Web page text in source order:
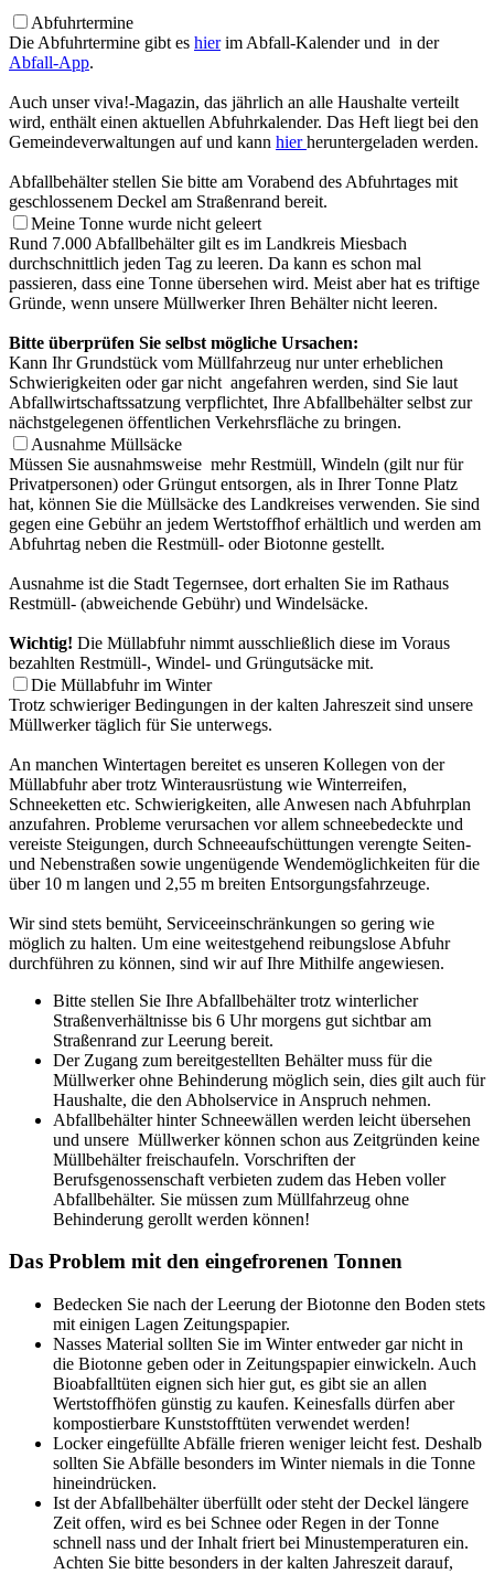
Abfuhrtermine
Die Abfuhrtermine gibt es hierim Abfall-Kalender und in der
Abfall-App.
Auch unser viva!-Magazin, das jährlich an alle Haushalte verteilt
wird, enthält einen aktuellen Abfuhrkalender. Das Heft liegt bei den
Gemeindeverwaltungen auf und kann hierheruntergeladen werden.
Abfallbehälter stellen Sie bitte am Vorabend des Abfuhrtages mit
geschlossenem Deckel am Straßenrand bereit.
Meine Tonne wurde nicht geleert
Rund 7.000 Abfallbehälter gilt es im Landkreis Miesbach
durchschnittlich jeden Tag zu leeren. Da kann es schon mal
passieren, dass eine Tonne übersehen wird. Meist aber hat es triftige
Gründe, wenn unsere Müllwerker Ihren Behälter nicht leeren.
Bitte überprüfen Sie selbst mögliche Ursachen:
Kann Ihr Grundstück vom Müllfahrzeug nur unter erheblichen
Schwierigkeiten oder gar nicht angefahren werden, sind Sie laut
Abfallwirtschaftssatzung verpflichtet, Ihre Abfallbehälter selbst zur
nächstgelegenen öffentlichen Verkehrsfläche zu bringen.
Ausnahme Müllsäcke
Müssen Sie ausnahmsweise mehr Restmüll, Windeln (gilt nur für
Privatpersonen) oder Grüngut entsorgen, als in Ihrer Tonne Platz
hat, können Sie die Müllsäcke des Landkreises verwenden. Sie sind
gegen eine Gebühr an jedem Wertstoffhof erhältlich und werden am
Abfuhrtag neben die Restmüll- oder Biotonne gestellt.
Ausnahme ist die Stadt Tegernsee, dort erhalten Sie im Rathaus
Restmüll- (abweichende Gebühr) und Windelsäcke.
Wichtig! Die Müllabfuhr nimmt ausschließlich diese im Voraus
bezahlten Restmüll-, Windel- und Grüngutsäcke mit.
Die Müllabfuhr im Winter
Trotz schwieriger Bedingungen in der kalten Jahreszeit sind unsere
Müllwerker täglich für Sie unterwegs.
An manchen Wintertagen bereitet es unseren Kollegen von der
Müllabfuhr aber trotz Winterausrüstung wie Winterreifen,
Schneeketten etc. Schwierigkeiten, alle Anwesen nach Abfuhrplan
anzufahren. Probleme verursachen vor allem schneebedeckte und
vereiste Steigungen, durch Schneeaufschüttungen verengte Seiten-
und Nebenstraßen sowie ungenügende Wendemöglichkeiten für die
über 10 m langen und 2,55 m breiten Entsorgungsfahrzeuge.
Wir sind stets bemüht, Serviceeinschränkungen so gering wie
möglich zu halten. Um eine weitestgehend reibungslose Abfuhr
durchführen zu können, sind wir auf Ihre Mithilfe angewiesen.
Bitte stellen Sie Ihre Abfallbehälter trotz winterlicher
Straßenverhältnisse bis 6 Uhr morgens gut sichtbar am
Straßenrand zur Leerung bereit.
Der Zugang zum bereitgestellten Behälter muss für die
Müllwerker ohne Behinderung möglich sein, dies gilt auch für
Haushalte, die den Abholservice in Anspruch nehmen.
Abfallbehälter hinter Schneewällen werden leicht übersehen
und unsere Müllwerker können schon aus Zeitgründen keine
Müllbehälter freischaufeln. Vorschriften der
Berufsgenossenschaft verbieten zudem das Heben voller
Abfallbehälter. Sie müssen zum Müllfahrzeug ohne
Behinderung gerollt werden können!
Das Problem mit den eingefrorenen Tonnen
Bedecken Sie nach der Leerung der Biotonne den Boden stets
mit einigen Lagen Zeitungspapier.
Nasses Material sollten Sie im Winter entweder gar nicht in
die Biotonne geben oder in Zeitungspapier einwickeln. Auch
Bioabfalltüten eignen sich hier gut, es gibt sie an allen
Wertstoffhöfen günstig zu kaufen. Keinesfalls dürfen aber
kompostierbare Kunststofftüten verwendet werden!
Locker eingefüllte Abfälle frieren weniger leicht fest. Deshalb
sollten Sie Abfälle besonders im Winter niemals in die Tonne
hineindrücken.
Ist der Abfallbehälter überfüllt oder steht der Deckel längere
Zeit offen, wird es bei Schnee oder Regen in der Tonne
schnell nass und der Inhalt friert bei Minustemperaturen ein.
Achten Sie bitte besonders in der kalten Jahreszeit darauf,